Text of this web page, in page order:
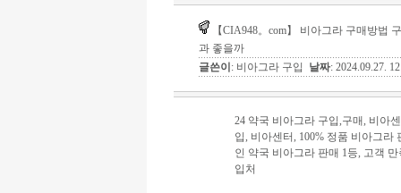
【CIA948。com】 비아그라 구매방법
과 좋을까
글쓴이 : 비아그라 구입 날짜: 2024.09.27.
24 약국 비아그라 구입,구매, 비아
입, 비아센터, 100% 정품 비아그
인 약국 비아그라 판매 1등, 고객
입처